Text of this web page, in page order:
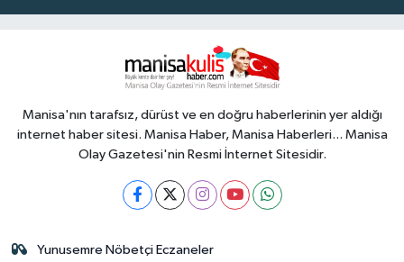
Manisa'nın tarafsız, dürüst ve en doğru haberlerinin yer aldığı
internet haber sitesi. Manisa Haber, Manisa Haberleri... Manisa
Olay Gazetesi'nin Resmi İnternet Sitesidir.
Yunusemre Nöbetçi Eczaneler